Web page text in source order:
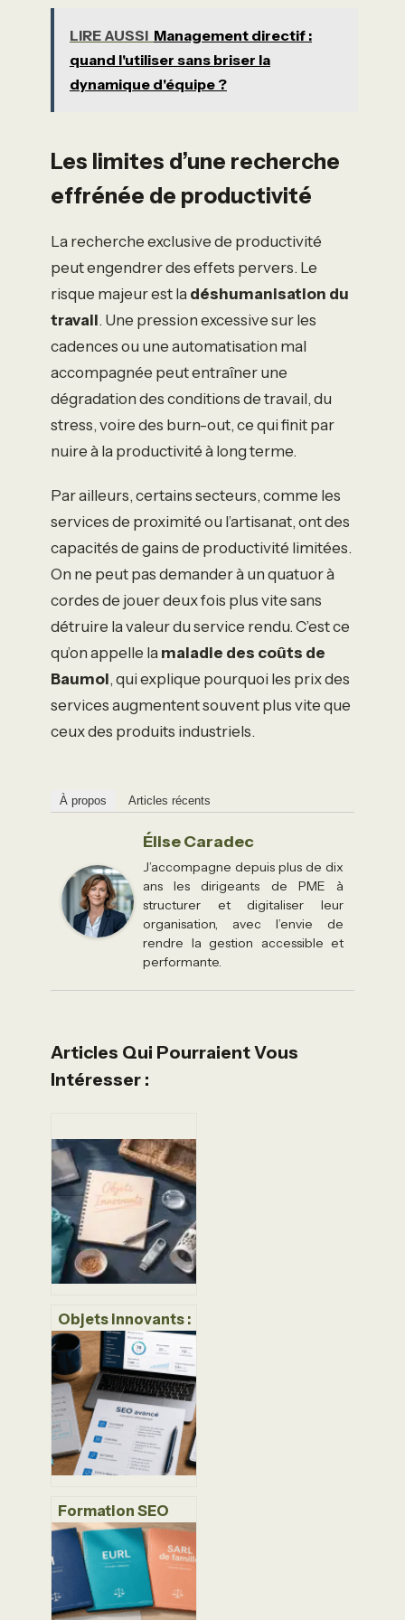
LIRE AUSSI Management directif :
quand l'utiliser sans briser la
dynamique d'équipe ?
Les limites d’une recherche
effrénée de productivité
La recherche exclusive de productivité
peut engendrer des effets pervers. Le
risque majeur est la déshumanisation du
travail. Une pression excessive sur les
cadences ou une automatisation mal
accompagnée peut entraîner une
dégradation des conditions de travail, du
stress, voire des burn-out, ce qui finit par
nuire à la productivité à long terme.
Par ailleurs, certains secteurs, comme les
services de proximité ou l’artisanat, ont des
capacités de gains de productivité limitées.
On ne peut pas demander à un quatuor à
cordes de jouer deux fois plus vite sans
détruire la valeur du service rendu. C’est ce
qu’on appelle la maladie des coûts de
Baumol, qui explique pourquoi les prix des
services augmentent souvent plus vite que
ceux des produits industriels.
À propos Articles récents
Élise Caradec
J’accompagne depuis plus de dix
ans les dirigeants de PME à
structurer et digitaliser leur
organisation, avec l’envie de
rendre la gestion accessible et
performante.
Articles Qui Pourraient Vous
Intéresser :
Objets innovants :
200 millions
d’arbres sauvés et
les 3 technologies
qui transforment
notre quotidien
Formation SEO
avancé : 4 leviers
techniques pour
dominer vos
concurrents sur
Google